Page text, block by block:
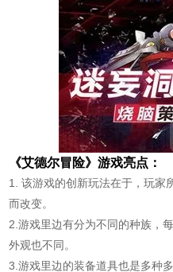
《艾德尔冒险》游戏亮点：
1. 该游戏的创新玩法在于，玩家
而改变。
2.游戏里边有分为不同的种族，
外观也不同。
3.游戏里边的装备道具也是多种